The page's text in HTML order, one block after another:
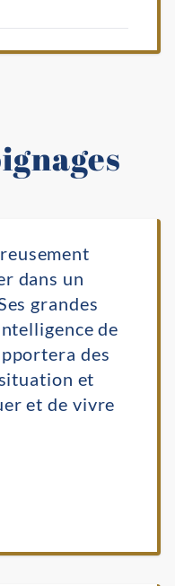
dans un
grandes
de
des
et
et de vivre